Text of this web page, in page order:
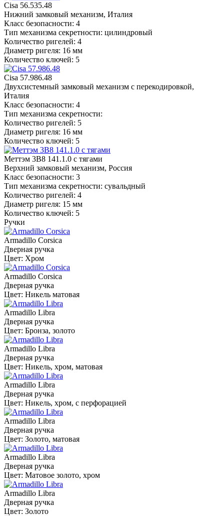
Cisa 56.535.48
Нижний замковый механизм, Италия
Класс безопасности: 4
Тип механизма секретности: цилиндровый
Количество ригелей: 4
Диаметр ригеля: 16 мм
Количество ключей: 5
Cisa 57.986.48
Двухсистемный замковый механизм с перекодировкой,
Италия
Класс безопасности: 4
Тип механизма секретности:
Количество ригелей: 5
Диаметр ригеля: 16 мм
Количество ключей: 5
Меттэм 3В8 141.1.0 с тягами
Верхний замковый механизм, Россия
Класс безопасности: 3
Тип механизма секретности: сувальдный
Количество ригелей: 4
Диаметр ригеля: 15 мм
Количество ключей: 5
Ручки
Armadillo Corsica
Дверная ручка
Цвет: Хром
Armadillo Corsica
Дверная ручка
Цвет: Никель матовая
Armadillo Libra
Дверная ручка
Цвет: Бронза, золото
Armadillo Libra
Дверная ручка
Цвет: Никель, хром, матовая
Armadillo Libra
Дверная ручка
Цвет: Никель, хром, с перфорацией
Armadillo Libra
Дверная ручка
Цвет: Золото, матовая
Armadillo Libra
Дверная ручка
Цвет: Матовое золото, хром
Armadillo Libra
Дверная ручка
Цвет: Золото